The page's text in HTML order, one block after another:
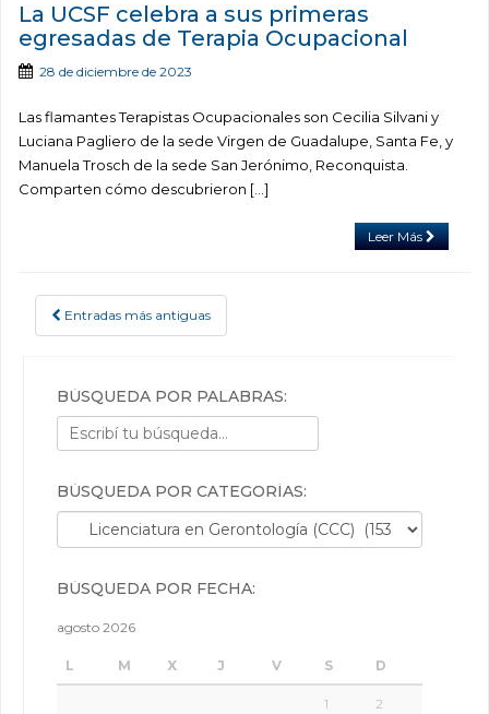
La UCSF celebra a sus primeras
egresadas de Terapia Ocupacional
28 de diciembre de 2023
Las flamantes Terapistas Ocupacionales son Cecilia Silvani y
Luciana Pagliero de la sede Virgen de Guadalupe, Santa Fe, y
Manuela Trosch de la sede San Jerónimo, Reconquista.
Comparten cómo descubrieron […]
Leer Más
POSTS NAVIGATION
Entradas más antiguas
BÚSQUEDA POR PALABRAS:
BÚSQUEDA POR CATEGORÍAS:
Búsqueda por categorías:
BÚSQUEDA POR FECHA:
agosto 2026
L M X J V S D
1 2